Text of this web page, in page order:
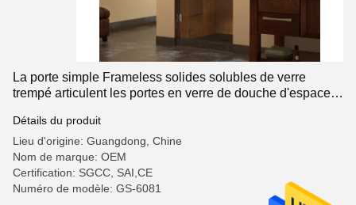
La porte simple Frameless solides solubles de verre
trempé articulent les portes en verre de douche d'espace
Détails du produit
Lieu d'origine: Guangdong, Chine
Nom de marque: OEM
Certification: SGCC, SAI,CE
Numéro de modèle: GS-6081